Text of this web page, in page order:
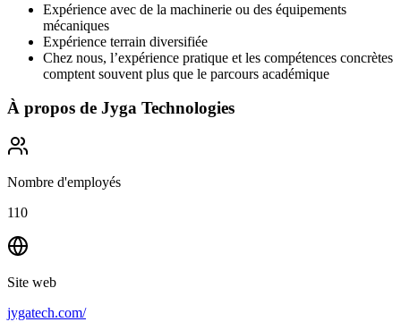
Expérience avec de la machinerie ou des équipements
mécaniques
Expérience terrain diversifiée
Chez nous, l’expérience pratique et les compétences concrètes
comptent souvent plus que le parcours académique
À propos de Jyga Technologies
Nombre d'employés
110
Site web
jygatech.com/